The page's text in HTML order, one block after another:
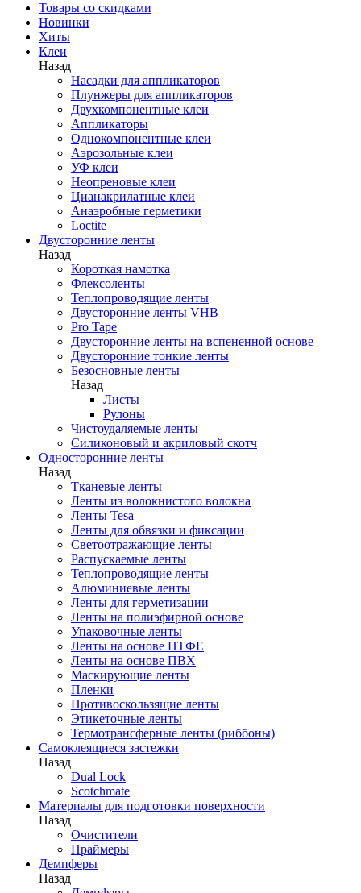
Товары со скидками
Новинки
Хиты
Клеи
Назад
Насадки для аппликаторов
Плунжеры для аппликаторов
Двухкомпонентные клеи
Аппликаторы
Однокомпонентные клеи
Аэрозольные клеи
УФ клеи
Неопреновые клеи
Цианакрилатные клеи
Анаэробные герметики
Loctite
Двусторонние ленты
Назад
Короткая намотка
Флексоленты
Теплопроводящие ленты
Двусторонние ленты VHB
Pro Tape
Двусторонние ленты на вспененной основе
Двусторонние тонкие ленты
Безосновные ленты
Назад
Листы
Рулоны
Чистоудаляемые ленты
Силиконовый и акриловый скотч
Односторонние ленты
Назад
Тканевые ленты
Ленты из волокнистого волокна
Ленты Tesa
Ленты для обвязки и фиксации
Светоотражающие ленты
Распускаемые ленты
Теплопроводящие ленты
Алюминиевые ленты
Ленты для герметизации
Ленты на полиэфирной основе
Упаковочные ленты
Ленты на основе ПТФЕ
Ленты на основе ПВХ
Маскирующие ленты
Пленки
Противоскользящие ленты
Этикеточные ленты
Термотрансферные ленты (риббоны)
Cамоклеящиеся застежки
Назад
Dual Lock
Scotchmate
Материалы для подготовки поверхности
Назад
Очистители
Праймеры
Демпферы
Назад